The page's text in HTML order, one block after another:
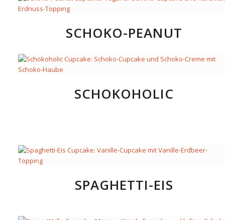
SCHOKO-PEANUT
SCHOKOHOLIC
SPAGHETTI-EIS